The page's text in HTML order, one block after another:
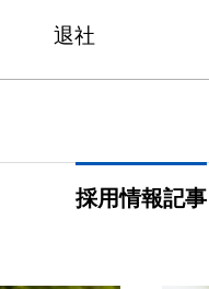
退社
採用情報記事